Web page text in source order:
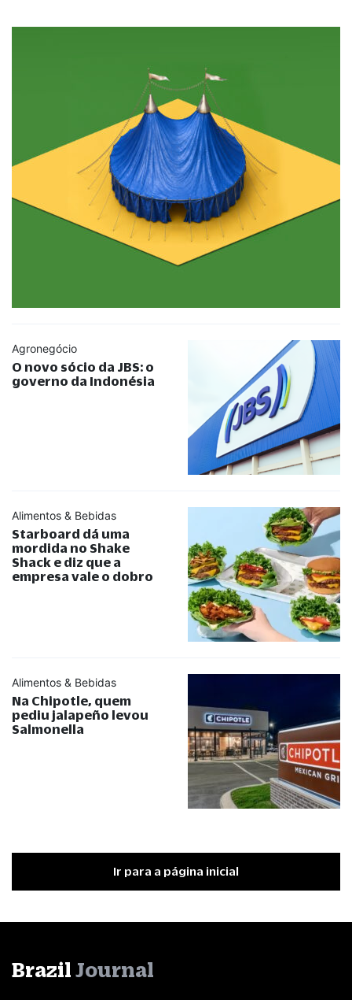
Agronegócio
O novo sócio da JBS: o
governo da Indonésia
Alimentos & Bebidas
Starboard dá uma
mordida no Shake
Shack e diz que a
empresa vale o dobro
Alimentos & Bebidas
Na Chipotle, quem
pediu jalapeño levou
Salmonella
Ir para a página inicial
Brazil Journal